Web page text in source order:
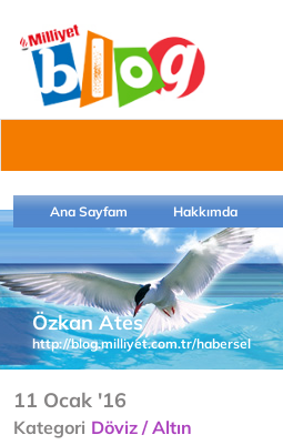
Ana Sayfam Hakkımda
Özkan Ates
http://blog.milliyet.com.tr/habersel
11 Ocak '16
Kategori Döviz / Altın